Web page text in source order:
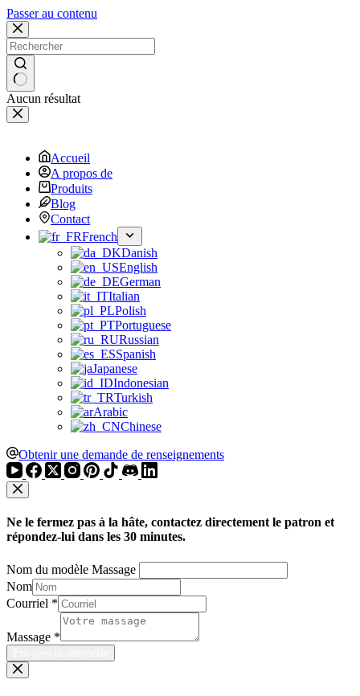
Passer au contenu
Aucun résultat
Accueil
A propos de
Produits
Blog
Contact
French
Danish
English
German
Italian
Polish
Portuguese
Russian
Spanish
Japanese
Indonesian
Turkish
Arabic
Chinese
Obtenir une demande de renseignements
Ne le fermez pas à la hâte, contactez directement le patron et
répondez-lui dans les 30 minutes.
Nom du modèle Massage
Nom
Courriel *
Massage *